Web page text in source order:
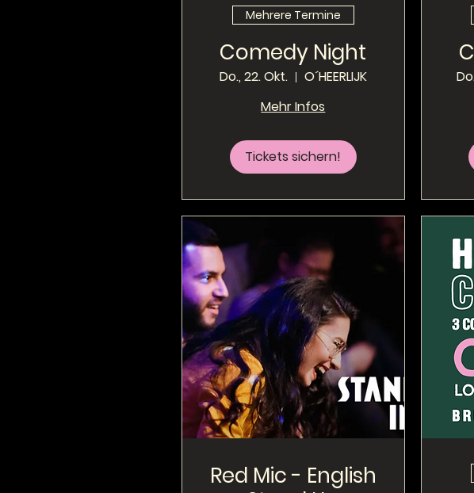
Mehrere Termine
Comedy Night
Do., 22. Okt.
O´HEERLIJK
Mehr Infos
Tickets sichern!
Red Mic - English